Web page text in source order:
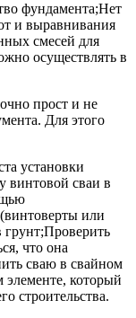
фундамента;Нет
и выравнивания
смесей для
осуществлять в
прост и не
Для этого
установки
винтовой сваи в
или
грунт;Проверить
что она
сваю в свайном
который
строительства.